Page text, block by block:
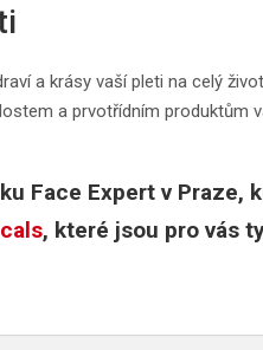
a krásy vaší pleti na celý
a prvotřídním produktům
Face Expert v Praze,
, které jsou pro vás